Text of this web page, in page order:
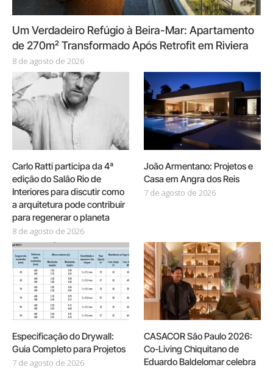
Um Verdadeiro Refúgio à Beira-Mar: Apartamento
de 270m² Transformado Após Retrofit em Riviera
8 de agosto de 2026
Carlo Ratti participa da 4ª
edição do Salão Rio de
Interiores para discutir como
a arquitetura pode contribuir
para regenerar o planeta
8 de agosto de 2026
João Armentano: Projetos e
Casa em Angra dos Reis
7 de agosto de 2026
Especificação do Drywall:
Guia Completo para Projetos
7 de agosto de 2026
CASACOR São Paulo 2026:
Co-Living Chiquitano de
Eduardo Baldelomar celebra